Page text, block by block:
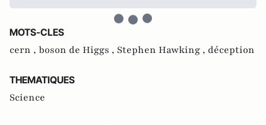
MOTS-CLES
cern , boson de Higgs , Stephen Hawking , déception
THEMATIQUES
Science